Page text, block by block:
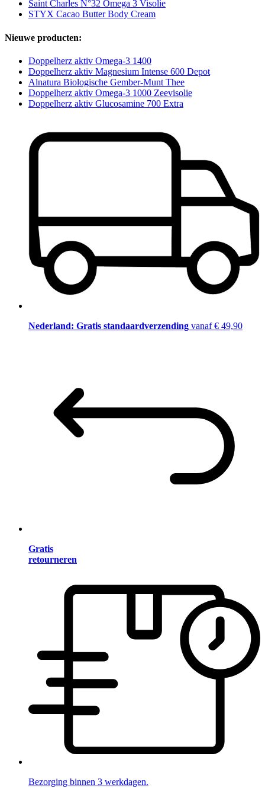
Saint Charles N°32 Omega 3 Visolie
STYX Cacao Butter Body Cream
Nieuwe producten:
Doppelherz aktiv Omega-3 1400
Doppelherz aktiv Magnesium Intense 600 Depot
Alnatura Biologische Gember-Munt Thee
Doppelherz aktiv Omega-3 1000 Zeevisolie
Doppelherz aktiv Glucosamine 700 Extra
Nederland: Gratis standaardverzending vanaf € 49,90
Gratis
retourneren
Bezorging binnen 3 werkdagen.